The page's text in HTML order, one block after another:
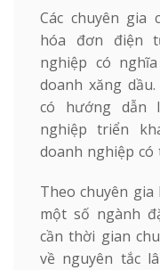
Các chuyên gia
hóa đơn điện
nghiệp có
doanh xăng
có hướng dẫn
nghiệp triển
doanh nghiệp có
Theo chuyên
một số ngành
cần thời gian
về nguyên tắc